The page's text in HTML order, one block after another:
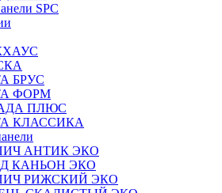
SPC
БРУС
ФОРМ
ПЛЮС
КЛАССИКА
АНТИК ЭКО
КАНЬОН ЭКО
РИЖСКИЙ ЭКО